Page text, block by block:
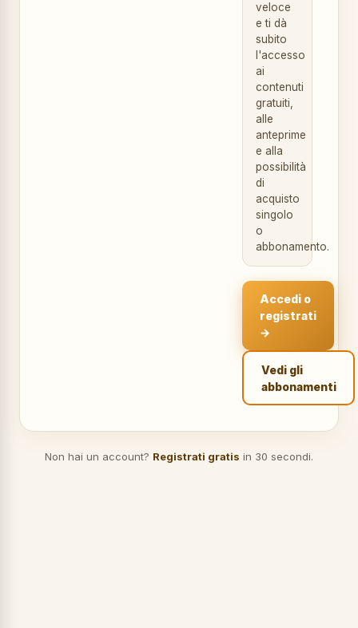
veloce
e ti dà
subito
l'accesso
ai
contenuti
gratuiti,
alle
anteprime
e alla
possibilità
di
acquisto
singolo
o
abbonamento.
Accedi o
registrati
→
Vedi gli
abbonamenti
Non hai un account? Registrati gratis in 30 secondi.